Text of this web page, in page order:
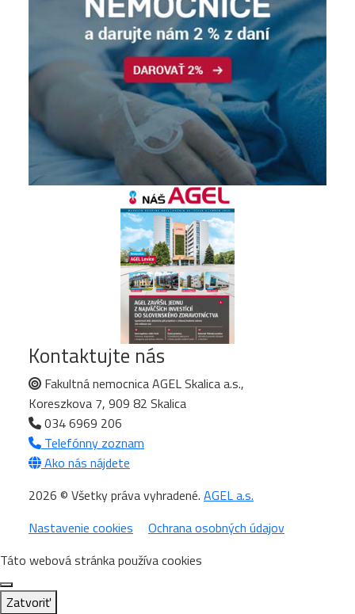
Kontaktujte nás
Fakultná nemocnica AGEL Skalica a.s.,
Koreszkova 7, 909 82 Skalica
034 6969 206
Telefónny zoznam
Ako nás nájdete
2026 © Všetky práva vyhradené. AGEL a.s.
Nastavenie cookies
Ochrana osobných údajov
Táto webová stránka používa cookies
Zatvoriť